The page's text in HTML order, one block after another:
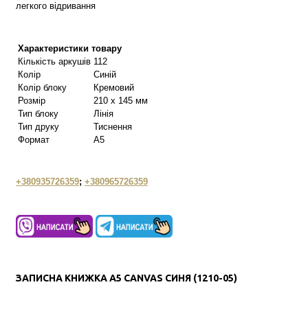
легкого відривання
Характеристики товару
Кількість аркушів 112
Колір
Синій
Колір блоку
Кремовий
Розмір
210 х 145 мм
Тип блоку
Лінія
Тип друку
Тиснення
Формат
А5
+380935726359; +380965726359
ЗАПИСНА КНИЖКА А5 CANVAS СИНЯ (1210-05)